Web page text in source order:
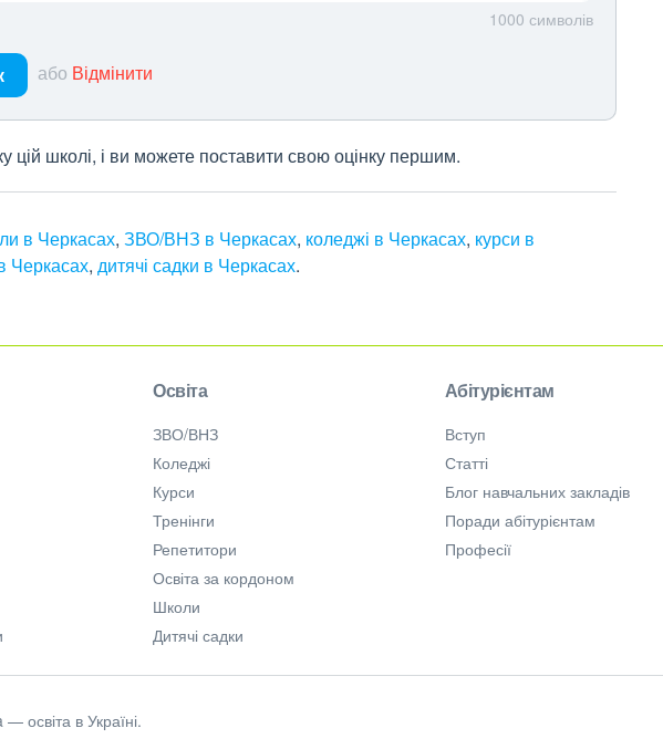
1000 символів
або Відмінити
цій школі, і ви можете поставити свою оцінку першим.
в Черкасах, ЗВО/ВНЗ в Черкасах, коледжі в Черкасах, курси в
Черкасах, дитячі садки в Черкасах.
Освіта
ЗВО/ВНЗ
Коледжі
Курси
Тренінги
Репетитори
Освіта за кордоном
Школи
Дитячі садки
Абітурієнтам
Вступ
Статті
Блог навчальних закладів
Поради абітурієнтам
Професії
освіта в Україні.